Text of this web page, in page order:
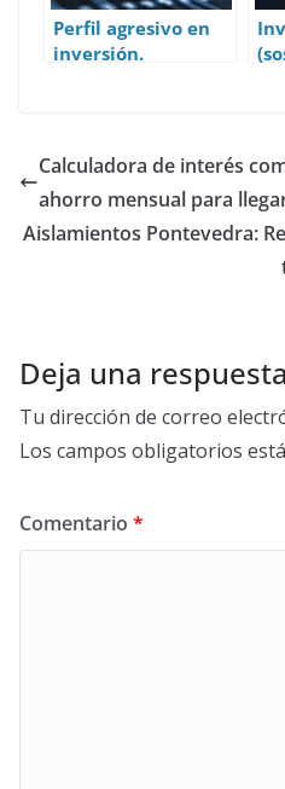
Perfil agresivo en
inversión.
Calculadora de interés
ahorro mensual para
Aislamientos Pontevedra:
Deja una respuesta
Tu dirección de correo
Los campos obligatorios
Comentario *